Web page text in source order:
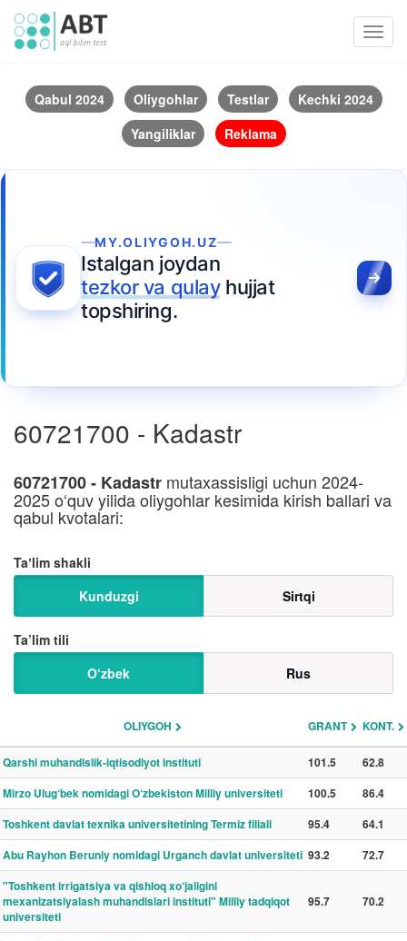
Qabul 2024 Oliygohlar Testlar
Kechki 2024
Yangiliklar
Reklama
MY.OLIYGOH.UZ
Istalgan joydan
tezkor va qulayhujjat
topshiring.
60721700 - Kadastr
60721700 - Kadastr mutaxassisligi uchun 2024-
2025 o‘quv yilida oliygohlar kesimida kirish ballari va
qabul kvotalari:
Taʼlim shakli
Kunduzgi
Sirtqi
Ta’lim tili
O‘zbek
Rus
OLIYGOH GRANT KONT.
Qarshi muhandislik-iqtisodiyot instituti 101.5
62.8
Mirzo Ulug‘bek nomidagi O‘zbekiston Milliy universiteti
100.5
86.4
Toshkent davlat texnika universitetining Termiz filiali
95.4
64.1
Abu Rayhon Beruniy nomidagi Urganch davlat universiteti 93.2
72.7
"Toshkent irrigatsiya va qishloq xo‘jaligini
mexanizatsiyalash muhandislari instituti" Milliy tadqiqot
universiteti
95.7 70.2